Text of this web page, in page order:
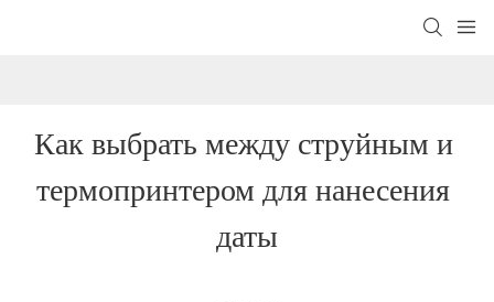
Как выбрать между струйным и
термопринтером для нанесения
даты